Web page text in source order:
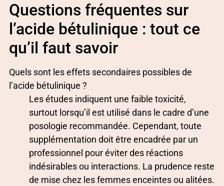
Questions fréquentes sur
l’acide bétulinique : tout ce
qu’il faut savoir
Quels sont les effets secondaires possibles de
l’acide bétulinique ?
Les études indiquent une faible toxicité,
surtout lorsqu’il est utilisé dans le cadre d’une
posologie recommandée. Cependant, toute
supplémentation doit être encadrée par un
professionnel pour éviter des réactions
indésirables ou interactions. La prudence reste
de mise chez les femmes enceintes ou alitées.